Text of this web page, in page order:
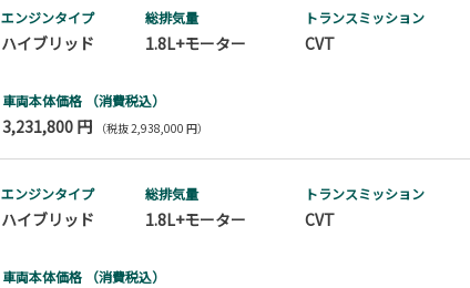
エンジンタイプ
ハイブリッド
総排気量
1.8L+モーター
トランスミッション
CVT
車両本体価格 （消費税込）
3,231,800 円 （税抜 2,938,000 円）
エンジンタイプ
ハイブリッド
総排気量
1.8L+モーター
トランスミッション
CVT
車両本体価格 （消費税込）